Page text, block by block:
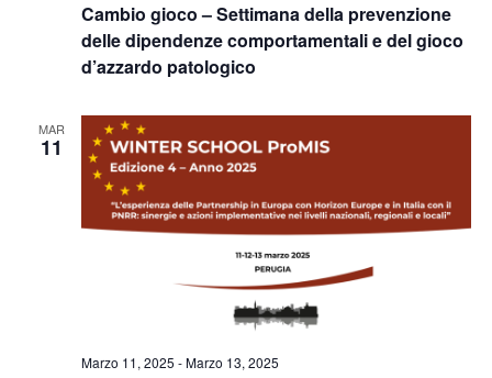
Cambio gioco – Settimana della prevenzione
delle dipendenze comportamentali e del gioco
d’azzardo patologico
MAR
11
Marzo 11, 2025 -Marzo 13, 2025